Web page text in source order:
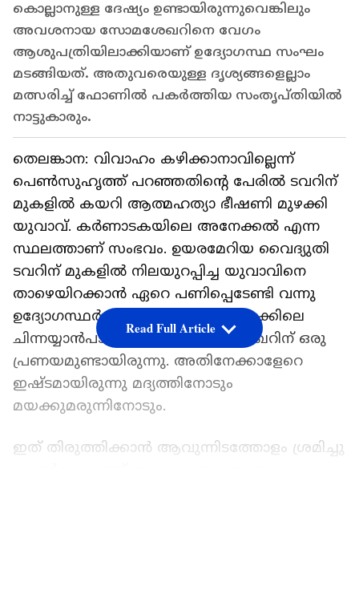
കൊല്ലാനുള്ള ദേഷ്യം ഉണ്ടായിരുന്നുവെങ്കിലും
അവശനായ സോമശേഖറിനെ വേഗം
ആശുപത്രിയിലാക്കിയാണ് ഉദ്യോഗസ്ഥ സംഘം
മടങ്ങിയത്. അതുവരെയുള്ള ദൃശ്യങ്ങളെല്ലാം
മത്സരിച്ച് ഫോണിൽ പകർത്തിയ സംതൃപ്തിയിൽ
നാട്ടുകാരും.
തെലങ്കാന: വിവാഹം കഴിക്കാനാവില്ലെന്ന്
പെൺസുഹൃത്ത് പറഞ്ഞതിന്‍റെ പേരിൽ ടവറിന്
മുകളിൽ കയറി ആത്മഹത്യാ ഭീഷണി മുഴക്കി
യുവാവ്. കർണാടകയിലെ അനേക്കൽ എന്ന
സ്ഥലത്താണ് സംഭവം. ഉയരമേറിയ വൈദ്യുതി
ടവറിന് മുകളിൽ നിലയുറപ്പിച്ച യുവാവിനെ
താഴെയിറക്കാൻ ഏറെ പണിപ്പെടേണ്ടി വന്നു
ഉദ്യോഗസ്ഥർക്ക്. അനേക്കൽ താലൂക്കിലെ
ചിന്നയ്യാൻപാളയത്തിലെ സോമശേഖറിന് ഒരു
പ്രണയമുണ്ടായിരുന്നു. അതിനേക്കാളേറെ
ഇഷ്ടമായിരുന്നു മദ്യത്തിനോടും
മയക്കുമരുന്നിനോടും.
ഇത് തിരുത്തിക്കാൻ ആവുന്നിടത്തോളം ശ്രമിച്ചു
Read Full Article